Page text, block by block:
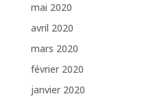
mai 2020
avril 2020
mars 2020
février 2020
janvier 2020